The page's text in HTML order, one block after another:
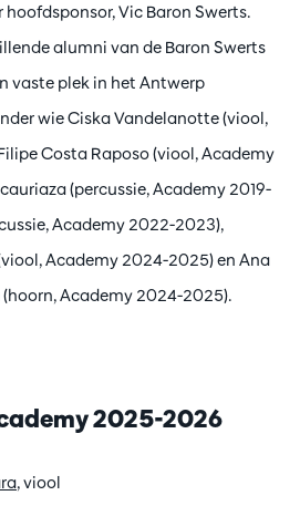
Vic Baron Swerts.
alumni van de Baron Swerts
vaste plek in het Antwerp
wie Ciska Vandelanotte (viool,
Costa Raposo (viool, Academy
(percussie, Academy 2019-
Academy 2022-2023),
Academy 2024-2025) en Ana
Academy 2024-2025).
2025-2026
, viool